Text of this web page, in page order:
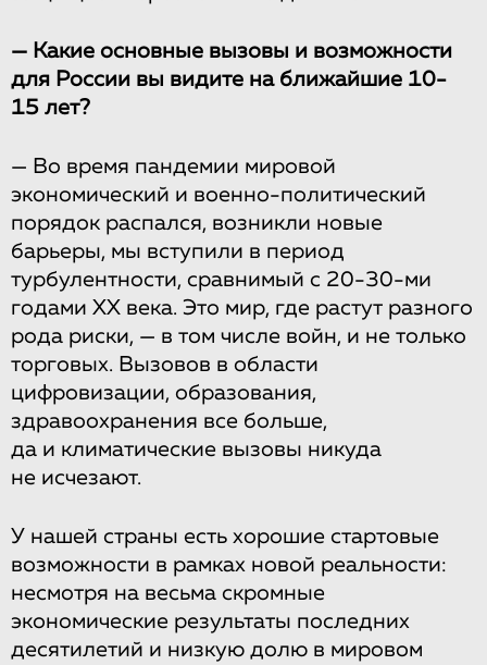
— Какие основные вызовы и возможности
для России вы видите на ближайшие 10-
15 лет?
— Во время пандемии мировой
экономический и военно-политический
порядок распался, возникли новые
барьеры, мы вступили в период
турбулентности, сравнимый с 20-30-ми
годами XX века. Это мир, где растут разного
рода риски, — в том числе войн, и не только
торговых. Вызовов в области
цифровизации, образования,
здравоохранения все больше,
да и климатические вызовы никуда
не исчезают.
У нашей страны есть хорошие стартовые
возможности в рамках новой реальности:
несмотря на весьма скромные
экономические результаты последних
десятилетий и низкую долю в мировом